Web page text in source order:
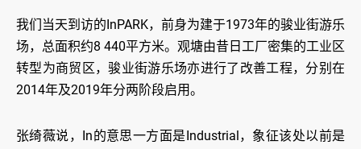
我们当天到访的InPARK，前身为建于1973年的骏业街游乐
场，总面积约8 440平方米。观塘由昔日工厂密集的工业区
转型为商贸区，骏业街游乐场亦进行了改善工程，分别在
2014年及2019年分两阶段启用。
张绮薇说，In的意思一方面是Industrial，象征该处以前是